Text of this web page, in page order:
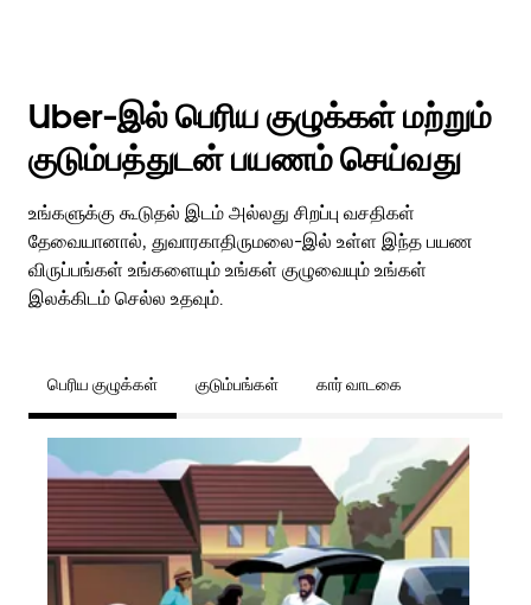
Uber-இல் பெரிய குழுக்கள் மற்றும்
குடும்பத்துடன் பயணம் செய்வது
உங்களுக்கு கூடுதல் இடம் அல்லது சிறப்பு வசதிகள்
தேவையானால், துவாரகாதிருமலை-இல் உள்ள இந்த பயண
விருப்பங்கள் உங்களையும் உங்கள் குழுவையும் உங்கள்
இலக்கிடம் செல்ல உதவும்.
பெரிய குழுக்கள் குடும்பங்கள் கார் வாடகை